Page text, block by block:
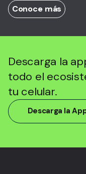
Conoce más
Descarga la
todo el
tu celular.
Descarga la